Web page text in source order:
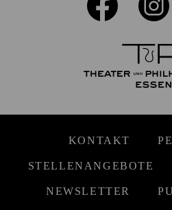
KONTAKT
STELLENANGEBOTE
NEWSLETTER